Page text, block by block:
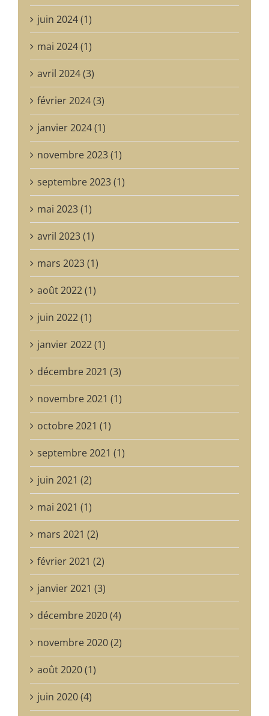
juin 2024 (1)
mai 2024 (1)
avril 2024 (3)
février 2024 (3)
janvier 2024 (1)
novembre 2023 (1)
septembre 2023 (1)
mai 2023 (1)
avril 2023 (1)
mars 2023 (1)
août 2022 (1)
juin 2022 (1)
janvier 2022 (1)
décembre 2021 (3)
novembre 2021 (1)
octobre 2021 (1)
septembre 2021 (1)
juin 2021 (2)
mai 2021 (1)
mars 2021 (2)
février 2021 (2)
janvier 2021 (3)
décembre 2020 (4)
novembre 2020 (2)
août 2020 (1)
juin 2020 (4)